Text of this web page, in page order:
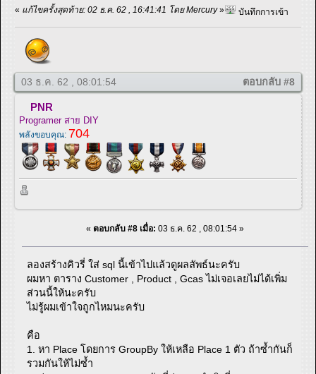
« แก้ไขครั้งสุดท้าย: 02 ธ.ค. 62 , 16:41:41 โดย Mercury» บันทึกการเข้า
03 ธ.ค. 62 , 08:01:54 ตอบกลับ #8
PNR
Programer สาย DIY
พลังขอบคุณ: 704
« ตอบกลับ #8 เมื่อ: 03 ธ.ค. 62 , 08:01:54 »
ลองสร้างคิวรี่ ใส่ sql นี้เข้าไปแล้วดูผลลัพธ์นะครับ
ผมหา ตาราง Customer , Product , Gcas ไม่เจอเลยไม่ได้เพิ่ม
ส่วนนี้ให้นะครับ
ไม่รู้ผมเข้าใจถูกไหมนะครับ
คือ
1. หา Place โดยการ GroupBy ให้เหลือ Place 1 ตัว ถ้าซ้ำกันก็
รวมกันให้ไม่ซ้ำ